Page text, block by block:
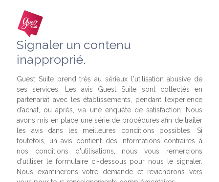
Signaler un contenu
inapproprié.
Guest Suite prend très au sérieux l'utilisation abusive de
ses services. Les avis Guest Suite sont collectés en
partenariat avec les établissements, pendant l’expérience
d’achat, ou après, via une enquête de satisfaction. Nous
avons mis en place une série de procédures afin de traiter
les avis dans les meilleures conditions possibles. Si
toutefois, un avis contient des informations contraires à
nos conditions d'utilisations, nous vous remercions
d'utiliser le formulaire ci-dessous pour nous le signaler.
Nous examinerons votre demande et reviendrons vers